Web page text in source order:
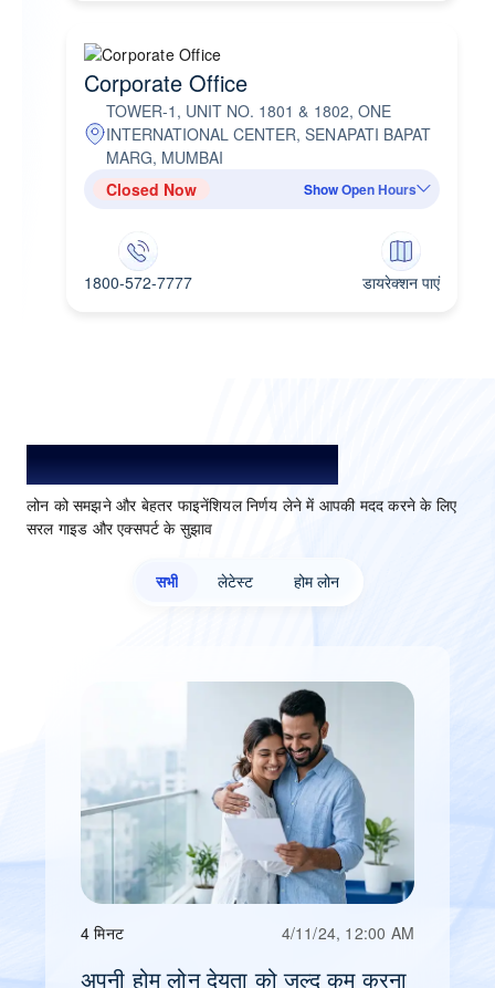
Corporate Office
TOWER-1, UNIT NO. 1801 & 1802, ONE
INTERNATIONAL CENTER, SENAPATI BAPAT
MARG, MUMBAI
Closed Now
Show Open Hours
1800-572-7777 डायरेक्शन पाएं
लोन को समझें. बेहतर विकल्प चुनें.
लोन को समझने और बेहतर फाइनेंशियल निर्णय लेने में आपकी मदद करने के लिए
सरल गाइड और एक्सपर्ट के सुझाव
सभी लेटेस्ट होम लोन
4 मिनट 4/11/24, 12:00 AM
अपनी होम लोन देयता को जल्द कम करना